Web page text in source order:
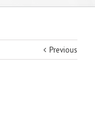
Previous